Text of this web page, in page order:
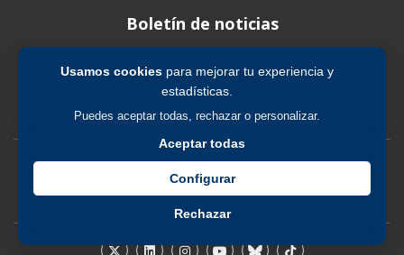
Usamos cookiespara mejorar tu experiencia y
estadísticas.
Puedes aceptar todas, rechazar o personalizar.
Aceptar todas
Configurar
Rechazar
Boletín de noticias
Suscribirse
Avíso legal | Política de privacidad | Política de cookies